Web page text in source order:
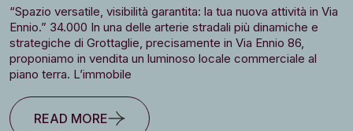
“Spazio versatile, visibilità garantita: la tua nuova attività in Via
Ennio.” 34.000 In una delle arterie stradali più dinamiche e
strategiche di Grottaglie, precisamente in Via Ennio 86,
proponiamo in vendita un luminoso locale commerciale al
piano terra. L’immobile
READ MORE